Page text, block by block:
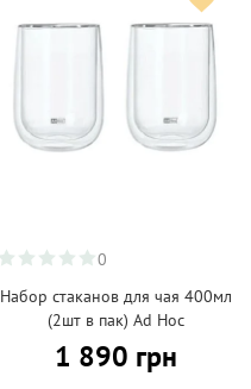
0
Набор стаканов для чая 400мл
(2шт в пак) Ad Hoc
1 890 грн